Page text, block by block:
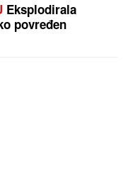
Eksplodirala
povređen